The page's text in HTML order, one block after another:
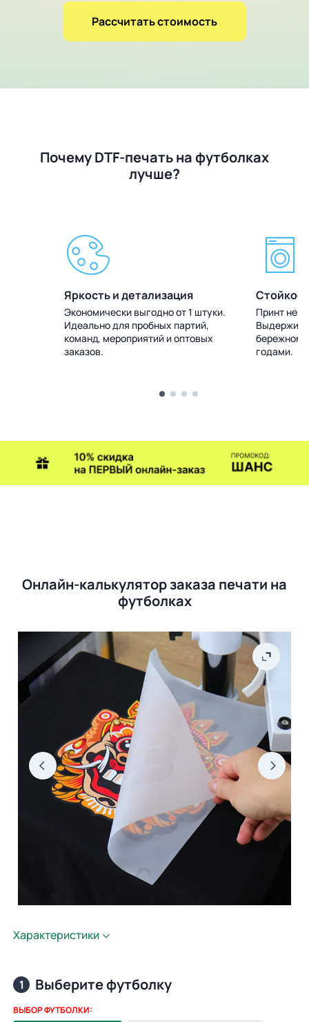
Рассчитать стоимость
Почему DTF-печать на футболках
лучше?
Яркость и детализация
Экономически выгодно от 1 штуки.
Идеально для пробных партий,
команд, мероприятий и оптовых
заказов.
Принт не
бережном
годами.
Онлайн-калькулятор заказа печати на
футболках
Характеристики
1 Выберите футболку
ВЫБОР ФУТБОЛКИ: